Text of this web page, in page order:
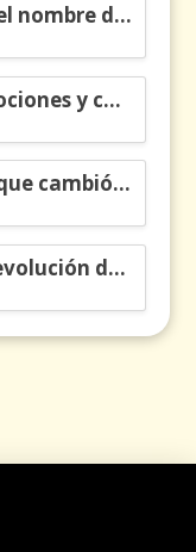
Carlos Manuel Vesga lleva el nombre de Colombia a los Emmy
Resiliencia migrante: 5 emociones y cómo gestionarlas
Tatiana Toro: colombiana que cambió la historia de las matemáticas
Ciencia colombiana en la revolución de los órganos en chips